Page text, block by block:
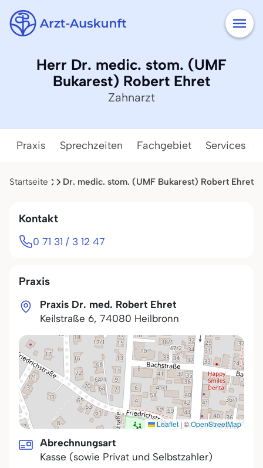
Herr Dr. medic. stom. (UMF
Bukarest) Robert Ehret
Zahnarzt
Praxis Sprechzeiten Fachgebiet Services
Startseite Ergebnisliste
Dr. medic. stom. (UMF Bukarest) Robert Ehret
Praxis
Praxis Dr. med. Robert Ehret
Keilstraße 6, 74080 Heilbronn
Leaflet | ©OpenStreetMap
Abrechnungsart
Kasse (sowie Privat und Selbstzahler)
Kontakt
0 71 31 / 3 12 47